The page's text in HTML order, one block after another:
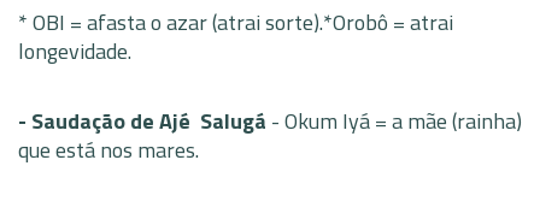
* OBI = afasta o azar (atrai sorte).*Orobô = atrai
longevidade.
- Saudação de Ajé Salugá - Okum Iyá = a mãe (rainha)
que está nos mares.